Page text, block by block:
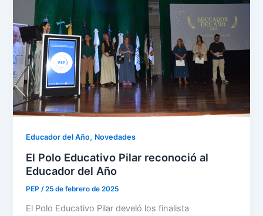
Educador del Año, Novedades
El Polo Educativo Pilar reconoció al
Educador del Año
PEP /25 de febrero de 2025
El Polo Educativo Pilar develó los finalista